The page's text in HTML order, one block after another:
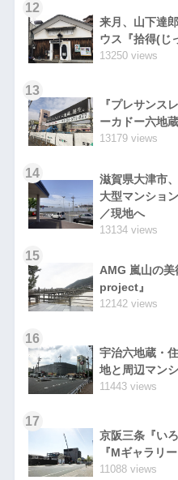
12
来月、山下達
ウス『拾得(じ
13250 views
13
『プレサンス
ーカドー六地蔵
13179 views
14
滋賀県大津市
大型マンショ
／現地へ
13134 views
15
AMG 嵐山の
project』
12142 views
16
宇治六地蔵・
地と周辺マン
11443 views
17
京阪三条『い
『Mギャラリ
11088 views